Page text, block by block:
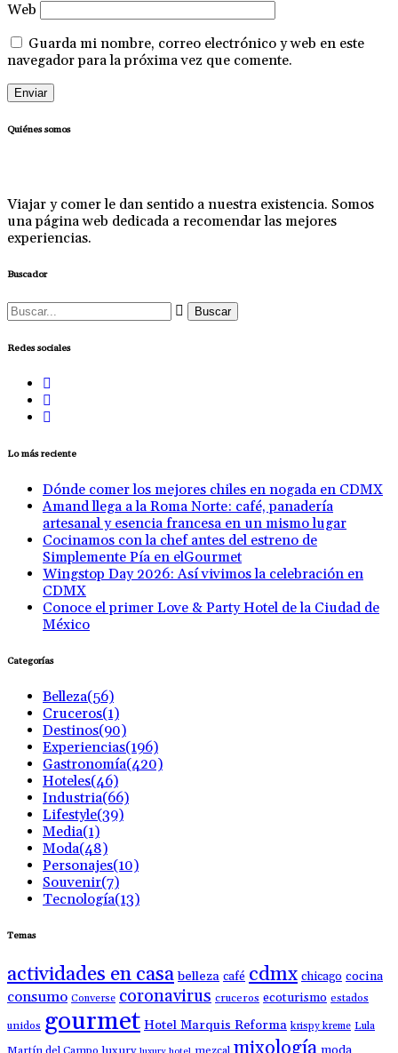
Web
Guarda mi nombre, correo electrónico y web en este
navegador para la próxima vez que comente.
Quiénes somos
Viajar y comer le dan sentido a nuestra existencia. Somos
una página web dedicada a recomendar las mejores
experiencias.
Buscador
Buscar:
Redes sociales
Lo más reciente
Dónde comer los mejores chiles en nogada en CDMX
Amand llega a la Roma Norte: café, panadería
artesanal y esencia francesa en un mismo lugar
Cocinamos con la chef antes del estreno de
Simplemente Pía en elGourmet
Wingstop Day 2026: Así vivimos la celebración en
CDMX
Conoce el primer Love & Party Hotel de la Ciudad de
México
Categorías
Belleza(56)
Cruceros(1)
Destinos(90)
Experiencias(196)
Gastronomía(420)
Hoteles(46)
Industria(66)
Lifestyle(39)
Media(1)
Moda(48)
Personajes(10)
Souvenir(7)
Tecnología(13)
Temas
actividades en casa belleza café cdmx chicago cocina
consumo Converse coronavirus cruceros ecoturismo estados
unidos gourmet Hotel Marquis Reforma krispy kreme Lula
mixología